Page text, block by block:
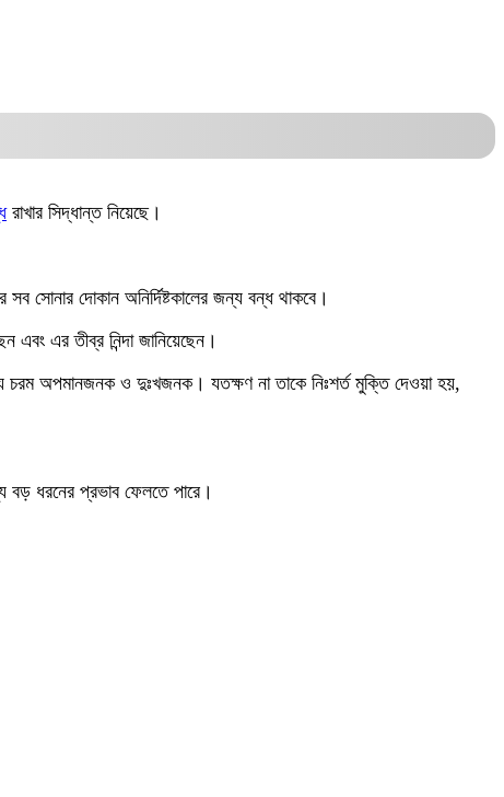
রাখার সিদ্ধান্ত নিয়েছে।
সব সোনার দোকান অনির্দিষ্টকালের জন্য বন্ধ থাকবে।
এর তীব্র নিন্দা জানিয়েছেন।
চরম অপমানজনক ও দুঃখজনক। যতক্ষণ না তাকে নিঃশর্ত মুক্তি দেওয়া হয়,
বড় ধরনের প্রভাব ফেলতে পারে।